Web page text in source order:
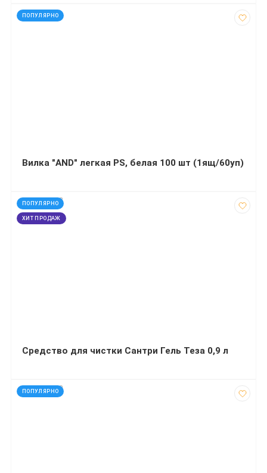
ПОПУЛЯРНО
код: 40838
Вилка "AND" легкая PS, белая 100 шт (1ящ/60уп)
ПОПУЛЯРНО
ХИТ ПРОДАЖ
код: 120383
Средство для чистки Сантри Гель Теза 0,9 л
ПОПУЛЯРНО
код: 927210